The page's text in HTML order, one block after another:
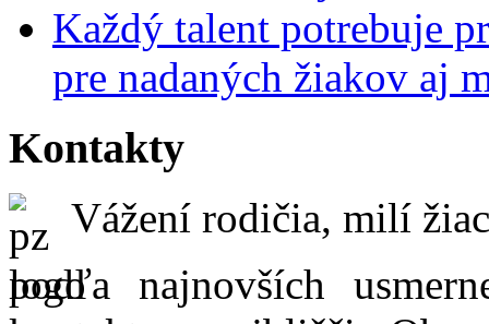
Každý talent potrebuje
pre nadaných žiakov aj
Kontakty
Vážení rodičia, milí
podľa najnovších